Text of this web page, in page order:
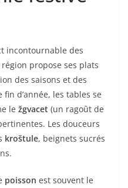
incontournable des
propose ses plats
des saisons et des
d’année, les tables se
le žgvacet (un ragoût de
Les douceurs
kroštule, beignets sucrés
poisson est souvent le